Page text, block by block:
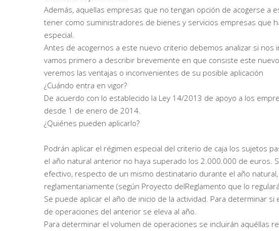
Además, aquellas empresas que no tengan opción de acogerse a
tener como suministradores de bienes y servicios empresas que
especial.
Antes de acogernos a este nuevo criterio debemos analizar si
vamos primero a describir brevemente en que consiste este
veremos las ventajas o inconvenientes de su posible aplicación
¿Cuándo entra en vigor?
De acuerdo con lo establecido la Ley 14/2013 de apoyo a los
desde 1 de enero de 2014.
¿Quiénes pueden aplicarlo?
Podrán aplicar el régimen especial del criterio de caja los sujetos
el año natural anterior no haya superado los 2.000.000 de euros.
efectivo, respecto de un mismo destinatario durante el año
reglamentariamente (según Proyecto delReglamento que lo
Se puede aplicar el año de inicio de la actividad. Para determinar
de operaciones del anterior se eleva al año.
Para determinar el volumen de operaciones se incluirán aquéllas